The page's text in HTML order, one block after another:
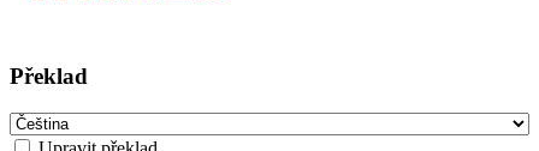
Překlad